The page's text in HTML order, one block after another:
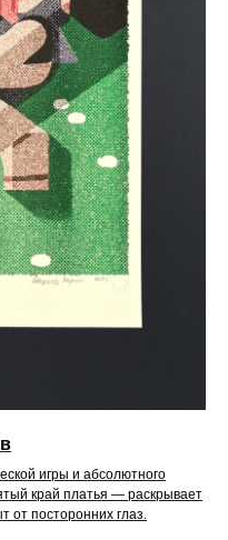
игры и абсолютного
край платья — раскрывает
от посторонних глаз.